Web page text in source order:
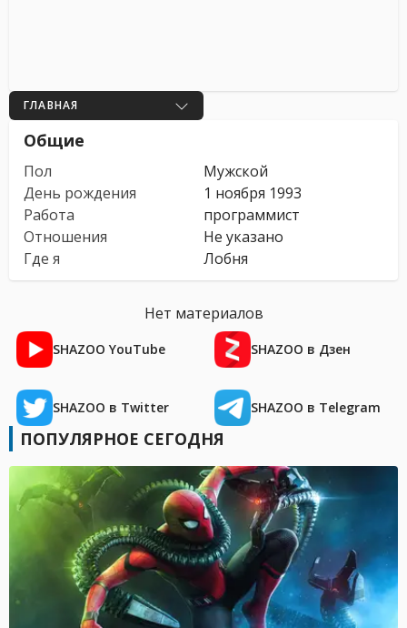
ГЛАВНАЯ
Общие
Пол
Мужской
День рождения
1 ноября 1993
Работа
программист
Отношения
Не указано
Где я
Лобня
Нет материалов
SHAZOO YouTube SHAZOO в Дзен
SHAZOO в Twitter SHAZOO в Telegram
ПОПУЛЯРНОЕ СЕГОДНЯ